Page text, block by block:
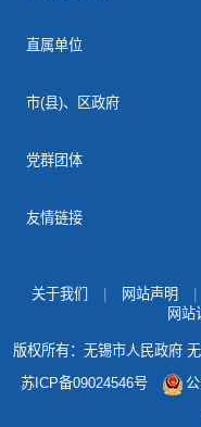
直属单位
市(县)、区政府
党群团体
友情链接
关于我们 网站声明
网站
版权所有：无锡市人民政府
苏ICP备09024546号